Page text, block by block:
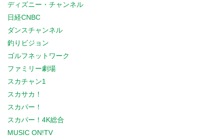
ディズニー・チャンネル
日経CNBC
ダンスチャンネル
釣りビジョン
ゴルフネットワーク
ファミリー劇場
スカチャン1
スカサカ！
スカパー！
スカパー！4K総合
MUSIC ON!TV